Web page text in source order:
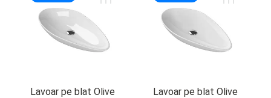
Lavoar pe blat Olive
Lavoar pe blat Olive